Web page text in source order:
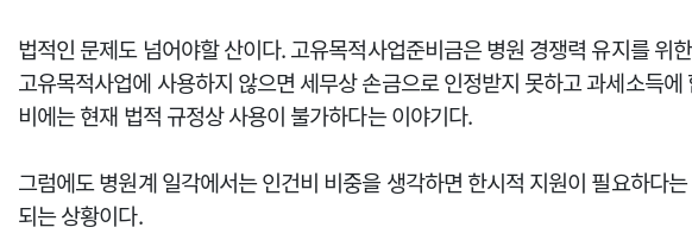
법적인 문제도 넘어야할 산이다. 고유목적사업준비금은 병원 경쟁력 유지를 위
고유목적사업에 사용하지 않으면 세무상 손금으로 인정받지 못하고 과세소득에
비에는 현재 법적 규정상 사용이 불가하다는 이야기다.
그럼에도 병원계 일각에서는 인건비 비중을 생각하면 한시적 지원이 필요하다
되는 상황이다.